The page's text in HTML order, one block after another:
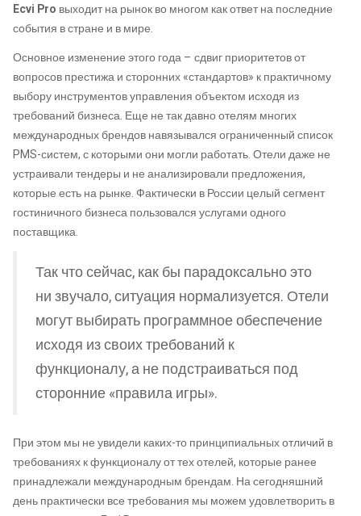
Ecvi Pro выходит на рынок во многом как ответ на последние
события в стране и в мире.
Основное изменение этого года – сдвиг приоритетов от
вопросов престижа и сторонних «стандартов» к практичному
выбору инструментов управления объектом исходя из
требований бизнеса. Еще не так давно отелям многих
международных брендов навязывался ограниченный список
PMS-систем, с которыми они могли работать. Отели даже не
устраивали тендеры и не анализировали предложения,
которые есть на рынке. Фактически в России целый сегмент
гостиничного бизнеса пользовался услугами одного
поставщика.
Так что сейчас, как бы парадоксально это
ни звучало, ситуация нормализуется. Отели
могут выбирать программное обеспечение
исходя из своих требований к
функционалу, а не подстраиваться под
сторонние «правила игры».
При этом мы не увидели каких-то принципиальных отличий в
требованиях к функционалу от тех отелей, которые ранее
принадлежали международным брендам. На сегодняшний
день практически все требования мы можем удовлетворить в